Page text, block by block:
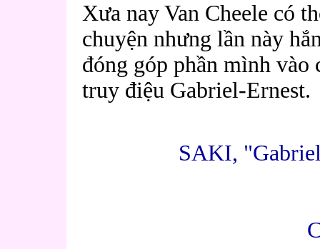
Xưa nay Van Cheele có
chuyện nhưng lần này
đóng góp phần mình vào
truy điệu Gabriel-Ernest.
SAKI,